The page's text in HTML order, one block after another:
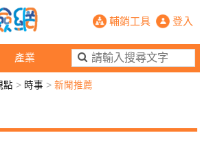
產業
漏看1條件小心拿不到保險金 一
輔銷工具 登入
交流 好險懂生活
學堂 輔銷工具 活動專區
點 > 時事 >新聞推薦